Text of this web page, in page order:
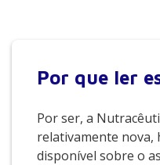
Por que ler
Por ser, a
relativamente nova,
disponível sobre o